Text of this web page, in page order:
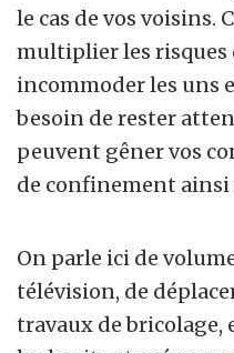
le cas de vos voisins.
multiplier les risques
incommoder les uns
besoin de rester
peuvent gêner vos
de confinement ainsi
On parle ici de
télévision, de
travaux de bricolage,